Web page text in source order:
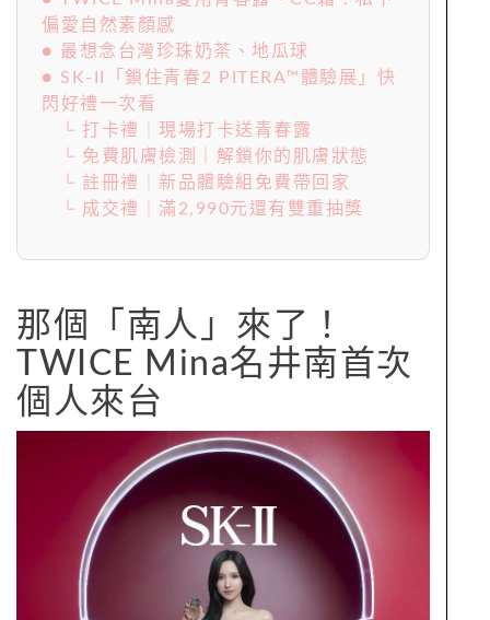
偏愛自然素顏感
● 最想念台灣珍珠奶茶、地瓜球
● SK-II「鎖住青春2 PITERA™體驗展」快
閃好禮一次看
└ 打卡禮｜現場打卡送青春露
└ 免費肌膚檢測｜解鎖你的肌膚狀態
└ 註冊禮｜新品體驗組免費帶回家
└ 成交禮｜滿2,990元還有雙重抽獎
那個「南人」來了！
TWICE Mina名井南首次
個人來台